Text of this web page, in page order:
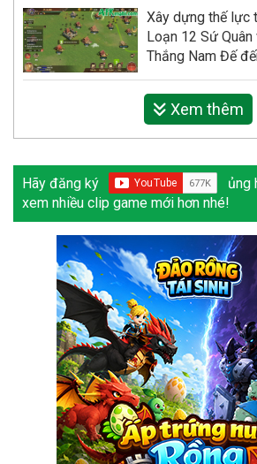
Xây dựng thế lực
Loạn 12 Sứ
Thắng Nam Đế
Xem thêm
Hãy đăng ký
ủng
xem nhiều clip game mới hơn nhé!